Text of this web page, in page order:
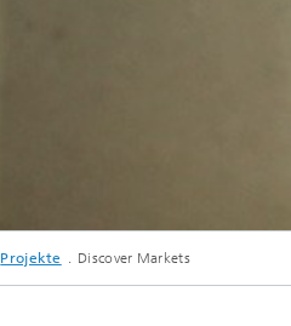
Projekte Discover Markets